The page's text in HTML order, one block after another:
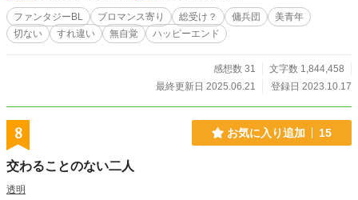
ファンタジーBL ブロマンス寄り 総受け？ 傭兵団
美青年
切ない
すれ違い 無自覚 ハッピーエンド
感想数 31
文字数 1,844,458
最終更新日 2025.06.21
登録日 2023.10.17
8 お気に入り追加 15
交わることのない二人
透明